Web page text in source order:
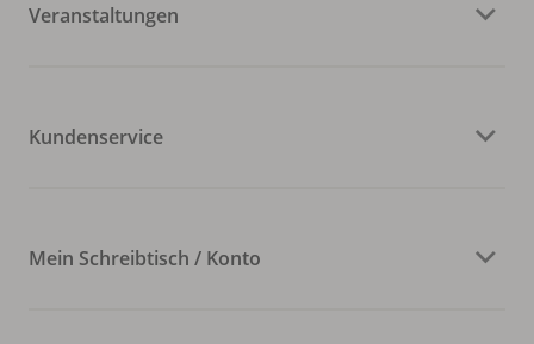
Veranstaltungen
Kundenservice
Mein Schreibtisch / Konto